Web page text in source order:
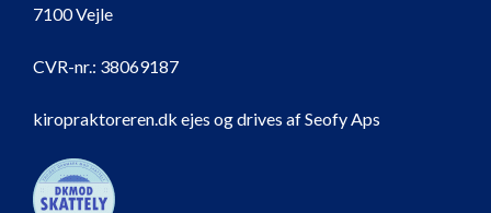
7100 Vejle
CVR-nr.: 38069187
kiropraktoreren.dk ejes og drives af Seofy Aps